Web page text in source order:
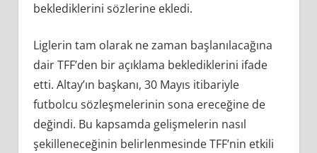
beklediklerini sözlerine ekledi.
Liglerin tam olarak ne zaman başlanılacağına
dair TFF’den bir açıklama beklediklerini ifade
etti. Altay’ın başkanı, 30 Mayıs itibariyle
futbolcu sözleşmelerinin sona ereceğine de
değindi. Bu kapsamda gelişmelerin nasıl
şekilleneceğinin belirlenmesinde TFF’nin etkili